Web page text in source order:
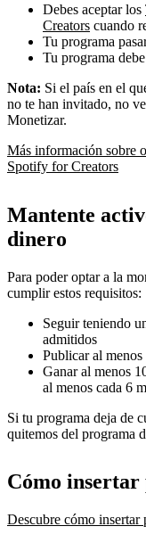
Debes aceptar los
Creators cuando
Tu programa
Tu programa
Nota: Si el país en el
no te han invitado, no
Monetizar.
Más información sobre
Spotify for Creators
Mantente
dinero
Para poder optar a la
cumplir estos requisitos:
Seguir teniendo
admitidos
Publicar al menos
Ganar al menos
al menos cada 6
Si tu programa deja de
quitemos del programa
Cómo insertar
Descubre cómo insertar